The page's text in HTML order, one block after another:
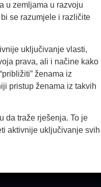
u zemljama u razvoju
se razumjele i različite
uključivanje vlasti,
prava, ali i načine kako
ženama iz
pristup ženama iz takvih
da traže rješenja. To je
aktivnije uključivanje svih